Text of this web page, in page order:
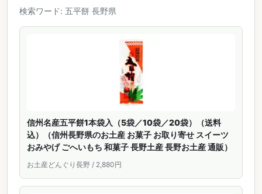
検索ワード: 五平餅 長野県
信州名産五平餅1本袋入（5袋／10袋／20袋）（送料
込）（信州長野県のお土産 お菓子 お取り寄せ スイーツ
おみやげ ごへいもち 和菓子 長野土産 長野お土産 通販）
お土産どんぐり長野 / 2,880円